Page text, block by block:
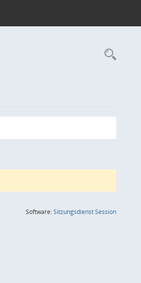
Software:SitzungsdienstSession(Wird in